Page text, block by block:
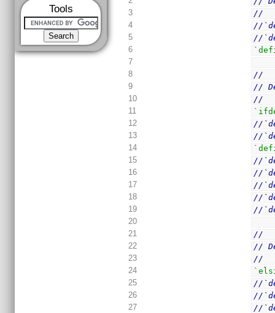
Tools
3
//
4
//
5
//
6
7
8
//
9
//
10
//
11
12
//
13
//
14
15
//
16
//
17
//
18
//
19
//
20
21
//
22
//
23
//
24
25
//
26
//
27
//